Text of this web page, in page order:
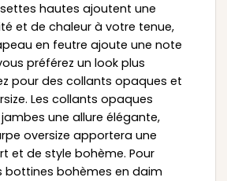
hautes ajoutent une
et de chaleur à votre tenue,
en feutre ajoute une note
préférez un look plus
pour des collants opaques et
Les collants opaques
une allure élégante,
oversize apportera une
et de style bohème. Pour
bottines bohèmes en daim